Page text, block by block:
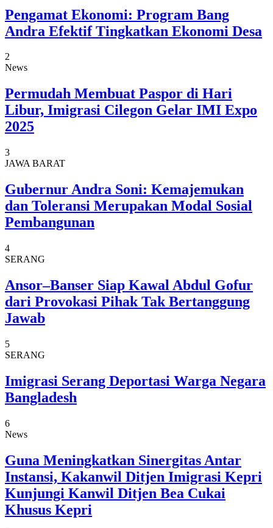
Pengamat Ekonomi: Program Bang
Andra Efektif Tingkatkan Ekonomi Desa
2
News
Permudah Membuat Paspor di Hari
Libur, Imigrasi Cilegon Gelar IMI Expo
2025
3
JAWA BARAT
Gubernur Andra Soni: Kemajemukan
dan Toleransi Merupakan Modal Sosial
Pembangunan
4
SERANG
Ansor–Banser Siap Kawal Abdul Gofur
dari Provokasi Pihak Tak Bertanggung
Jawab
5
SERANG
Imigrasi Serang Deportasi Warga Negara
Bangladesh
6
News
Guna Meningkatkan Sinergitas Antar
Instansi, Kakanwil Ditjen Imigrasi Kepri
Kunjungi Kanwil Ditjen Bea Cukai
Khusus Kepri